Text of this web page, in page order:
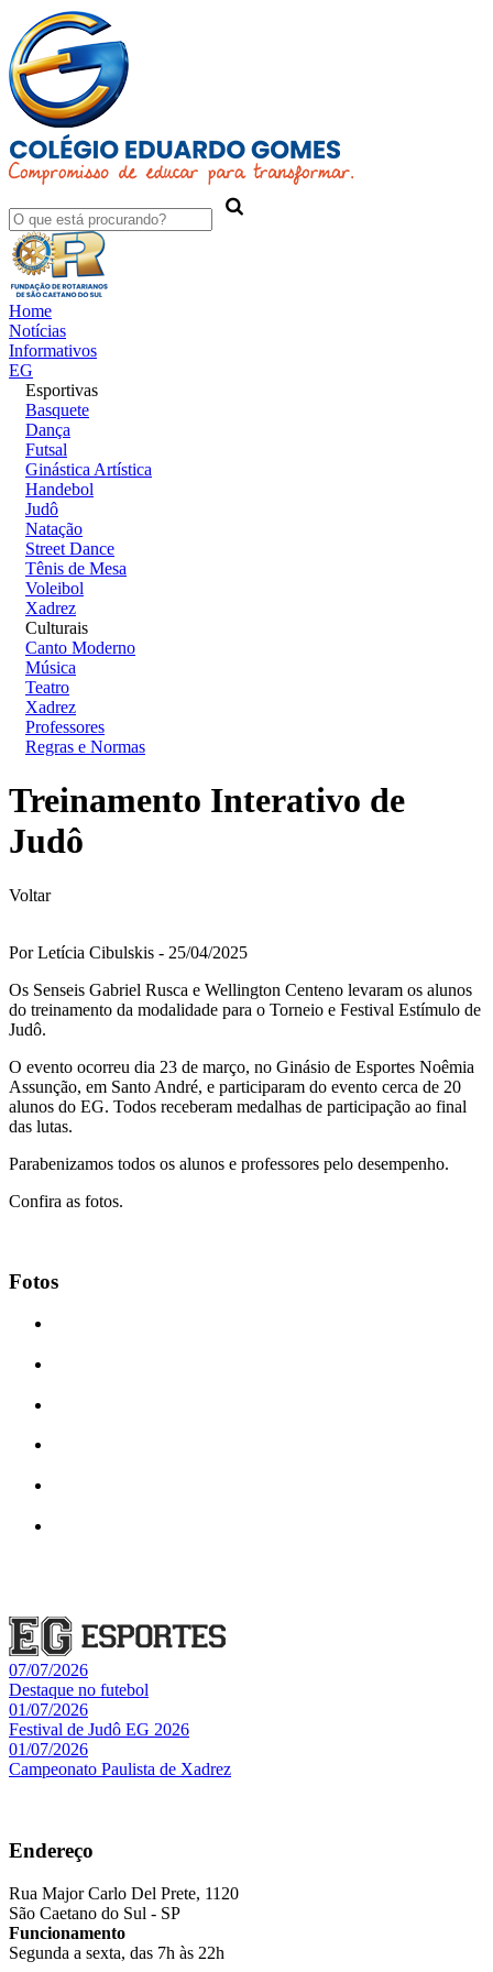
Home
Notícias
Informativos
EG
Esportivas
Basquete
Dança
Futsal
Ginástica Artística
Handebol
Judô
Natação
Street Dance
Tênis de Mesa
Voleibol
Xadrez
Culturais
Canto Moderno
Música
Teatro
Xadrez
Professores
Regras e Normas
Treinamento Interativo de
Judô
Voltar
Por Letícia Cibulskis - 25/04/2025
Os Senseis Gabriel Rusca e Wellington Centeno levaram os alunos
do treinamento da modalidade para o Torneio e Festival Estímulo de
Judô.
O evento ocorreu dia 23 de março, no Ginásio de Esportes Noêmia
Assunção, em Santo André, e participaram do evento cerca de 20
alunos do EG. Todos receberam medalhas de participação ao final
das lutas.
Parabenizamos todos os alunos e professores pelo desempenho.
Confira as fotos.
Fotos
07/07/2026
Destaque no futebol
01/07/2026
Festival de Judô EG 2026
01/07/2026
Campeonato Paulista de Xadrez
Endereço
Rua Major Carlo Del Prete, 1120
São Caetano do Sul - SP
Funcionamento
Segunda a sexta, das 7h às 22h